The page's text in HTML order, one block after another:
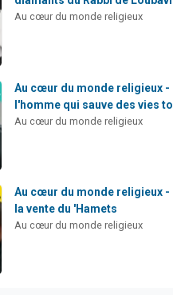
Au cœur du monde religieux
Au cœur du monde religieux -
l'homme qui sauve des vies
Au cœur du monde religieux
Au cœur du monde religieux -
la vente du 'Hamets
Au cœur du monde religieux